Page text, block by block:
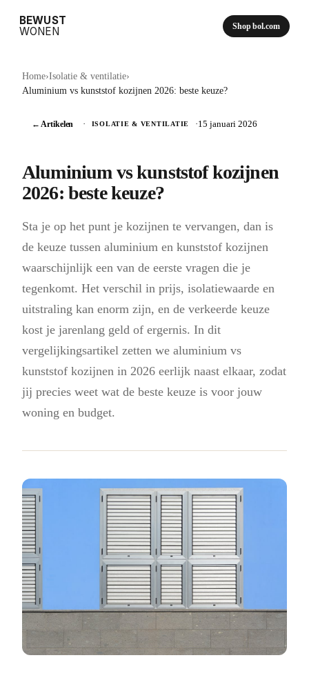
BEWUST
WONEN
Shop bol.com
Home›Isolatie & ventilatie›
Aluminium vs kunststof kozijnen 2026: beste keuze?
← Artikelen · ISOLATIE & VENTILATIE ·15 januari 2026
Aluminium vs kunststof kozijnen
2026: beste keuze?
Sta je op het punt je kozijnen te vervangen, dan is
de keuze tussen aluminium en kunststof kozijnen
waarschijnlijk een van de eerste vragen die je
tegenkomt. Het verschil in prijs, isolatiewaarde en
uitstraling kan enorm zijn, en de verkeerde keuze
kost je jarenlang geld of ergernis. In dit
vergelijkingsartikel zetten we aluminium vs
kunststof kozijnen in 2026 eerlijk naast elkaar, zodat
jij precies weet wat de beste keuze is voor jouw
woning en budget.